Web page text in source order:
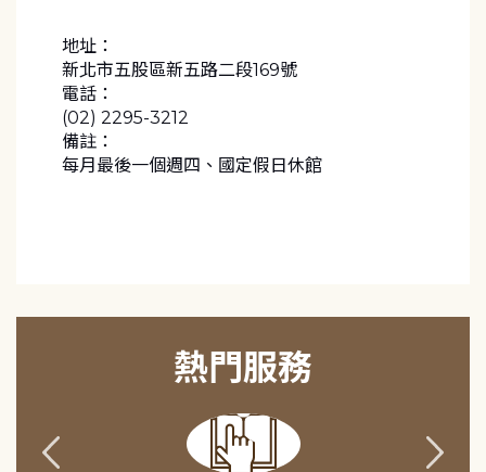
地址：
新北市五股區新五路二段169號
電話：
(02) 2295-3212
備註：
每月最後一個週四、國定假日休館
熱門服務